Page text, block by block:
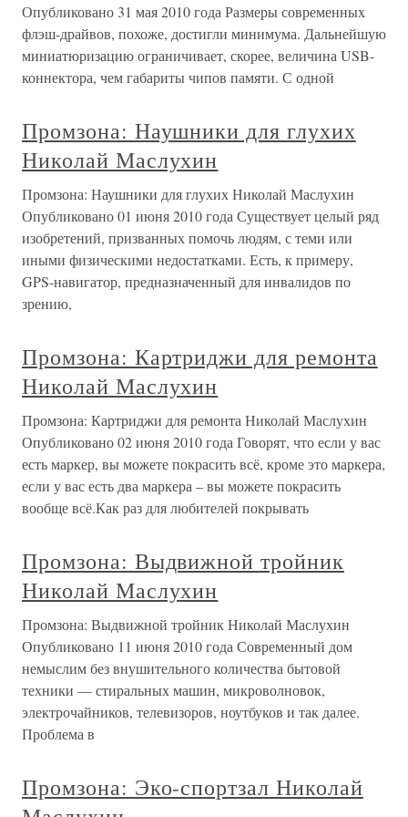
Опубликовано 31 мая 2010 года Размеры современных
флэш-драйвов, похоже, достигли минимума. Дальнейшую
миниатюризацию ограничивает, скорее, величина USB-
коннектора, чем габариты чипов памяти. С одной
Промзона: Наушники для глухих
Николай Маслухин
Промзона: Наушники для глухих Николай Маслухин
Опубликовано 01 июня 2010 года Существует целый ряд
изобретений, призванных помочь людям, с теми или
иными физическими недостатками. Есть, к примеру,
GPS-навигатор, предназначенный для инвалидов по
зрению,
Промзона: Картриджи для ремонта
Николай Маслухин
Промзона: Картриджи для ремонта Николай Маслухин
Опубликовано 02 июня 2010 года Говорят, что если у вас
есть маркер, вы можете покрасить всё, кроме это маркера,
если у вас есть два маркера – вы можете покрасить
вообще всё.Как раз для любителей покрывать
Промзона: Выдвижной тройник
Николай Маслухин
Промзона: Выдвижной тройник Николай Маслухин
Опубликовано 11 июня 2010 года Современный дом
немыслим без внушительного количества бытовой
техники — стиральных машин, микроволновок,
электрочайников, телевизоров, ноутбуков и так далее.
Проблема в
Промзона: Эко-спортзал Николай